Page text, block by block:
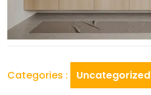
Categories : Uncategorized